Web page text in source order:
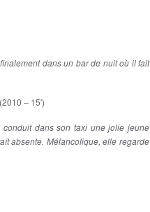
dans un bar de nuit où il fait
– 15′)
conduit dans son taxi une jolie jeune
absente. Mélancolique, elle regarde